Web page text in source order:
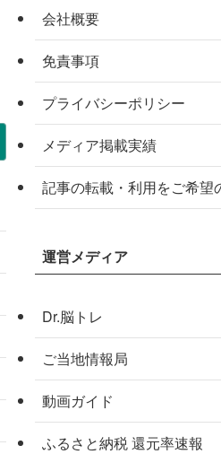
会社概要
免責事項
プライバシーポリシー
メディア掲載実績
記事の転載・利用をご希望
運営メディア
Dr.脳トレ
ご当地情報局
動画ガイド
ふるさと納税 還元率速報